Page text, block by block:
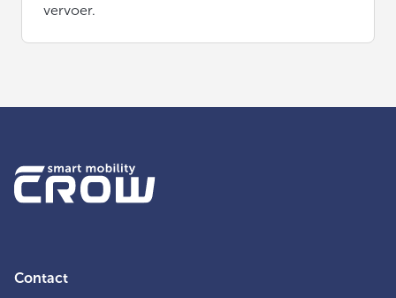
vervoer.
Contact